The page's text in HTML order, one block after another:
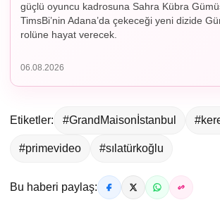
güçlü oyuncu kadrosuna Sahra Kübra
TimsBi’nin Adana’da çekeceği yeni dizide
rolüne hayat verecek.
06.08.2026
Etiketler: #GrandMaisonİstanbul
#primevideo #sılatürkoğlu
Bu haberi paylaş: